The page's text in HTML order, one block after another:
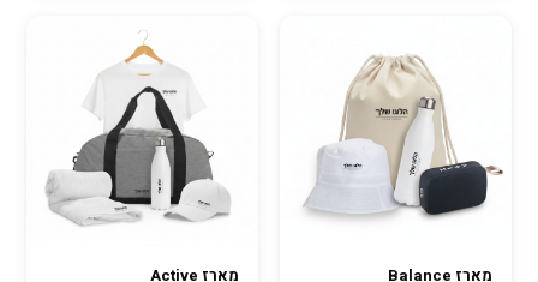
מארז Balance מארז Active